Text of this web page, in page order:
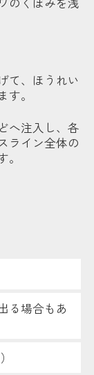
て、ほうれい
。
へ注入し、各
ライン全体の
る場合もあ